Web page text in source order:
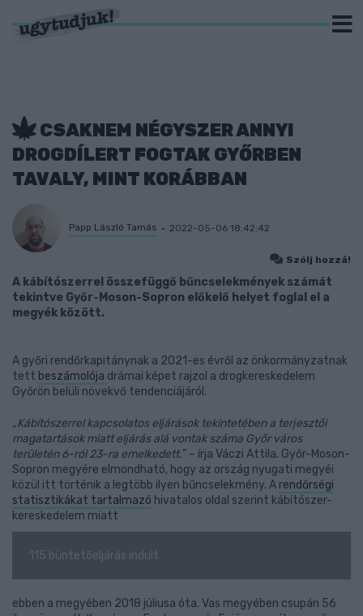
CSAKNEM NÉGYSZER ANNYI
DROGDÍLERT FOGTAK GYŐRBEN
TAVALY, MINT KORÁBBAN
Papp László Tamás 2022-05-06 18:42:42
Szólj hozzá!
A kábítószerrel összefüggő bűncselekmények számát
tekintve Győr-Moson-Sopron előkelő helyet foglal el a
megyék között.
A győri rendőrkapitánynak a 2021-es évről az önkormányzatnak
tett beszámolója drámai képet rajzol a drogkereskedelem
Győrön belüli növekvő tendenciájáról.
„Kábítószerrel kapcsolatos eljárások tekintetében a terjesztői
magatartások miatt eljárás alá vontak száma Győr város
területén 6-ról 23-ra emelkedett.” – írja Váczi Attila. Győr-Moson-
Sopron megyére elmondható, hogy az ország nyugati megyéi
közül itt történik a legtöbb ilyen bűncselekmény. A rendőrségi
statisztikákat tartalmazó hivatalos oldal szerint kábítószer-
kereskedelem miatt
115 büntetőeljárás indult
ebben a megyében 2018 júliusa óta. Vas megyében csupán 56